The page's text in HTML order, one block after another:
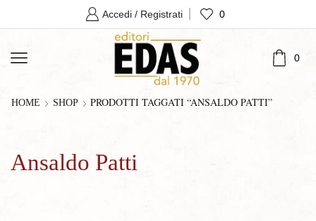
Accedi / Registrati 0
0
HOME SHOP PRODOTTI TAGGATI “ANSALDO PATTI”
Ansaldo Patti